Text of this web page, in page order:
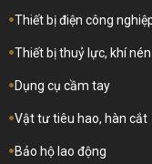
Thiết bị điện công
Thiết bị thuỷ lực, khí nén
Dụng cụ cầm tay
Vật tư tiêu hao, hàn cắt
Bảo hộ lao động